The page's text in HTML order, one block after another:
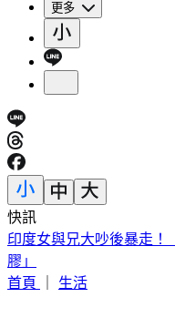
更多
快訊
印度女與兄大吵後暴走
膠」
首頁
生活